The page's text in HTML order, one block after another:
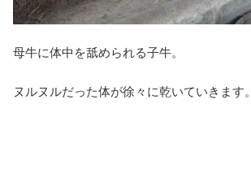
母牛に体中を舐められる子牛。
ヌルヌルだった体が徐々に乾いていきます。